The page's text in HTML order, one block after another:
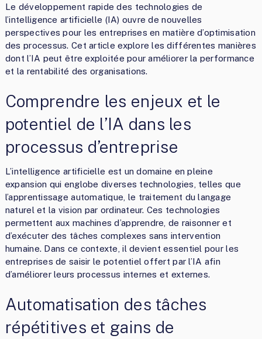
Le développement rapide des technologies de
l’intelligence artificielle (IA) ouvre de nouvelles
perspectives pour les entreprises en matière d’optimisation
des processus. Cet article explore les différentes manières
dont l’IA peut être exploitée pour améliorer la performance
et la rentabilité des organisations.
Comprendre les enjeux et le
potentiel de l’IA dans les
processus d’entreprise
L’intelligence artificielle est un domaine en pleine
expansion qui englobe diverses technologies, telles que
l’apprentissage automatique, le traitement du langage
naturel et la vision par ordinateur. Ces technologies
permettent aux machines d’apprendre, de raisonner et
d’exécuter des tâches complexes sans intervention
humaine. Dans ce contexte, il devient essentiel pour les
entreprises de saisir le potentiel offert par l’IA afin
d’améliorer leurs processus internes et externes.
Automatisation des tâches
répétitives et gains de